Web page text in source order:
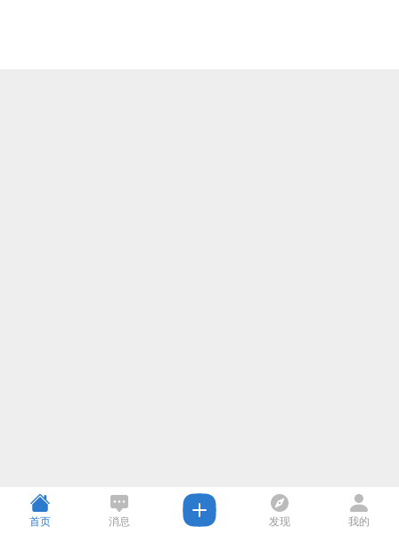
首页 消息 发现 我的